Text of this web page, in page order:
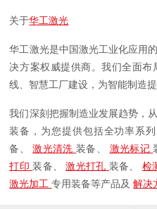
关于华工激光
华工激光是中国激光工业化应用
决方案权威提供商。我们全面
线、智慧工厂建设，为智能制造
我们深刻把握制造业发展趋势，
装备，为您提供包括全功率系
备、
激光清洗装备、 激光标记
打印装备、 激光打孔 装备、 检
激光加工专用装备等产品及 解决